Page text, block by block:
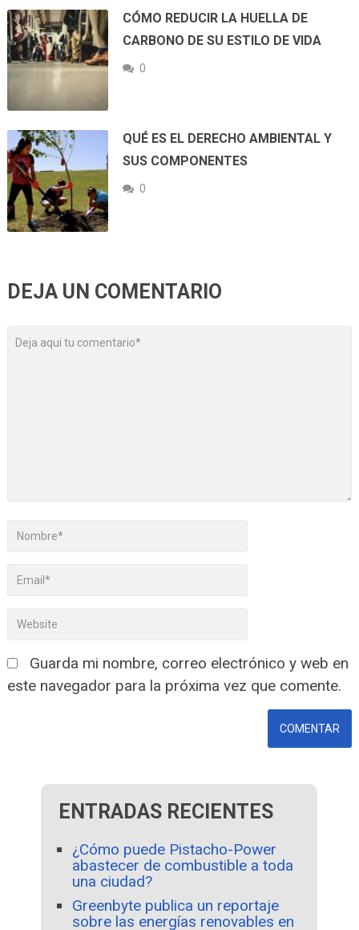
CÓMO REDUCIR LA HUELLA DE
CARBONO DE SU ESTILO DE VIDA
0
QUÉ ES EL DERECHO AMBIENTAL Y
SUS COMPONENTES
0
DEJA UN COMENTARIO
Guarda mi nombre, correo electrónico y web en
este navegador para la próxima vez que comente.
ENTRADAS RECIENTES
¿Cómo puede Pistacho-Power
abastecer de combustible a toda
una ciudad?
Greenbyte publica un reportaje
sobre las energías renovables en